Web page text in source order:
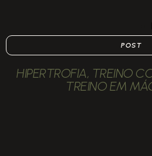
POST
HIPERTROFIA, TREINO
TREINO EM